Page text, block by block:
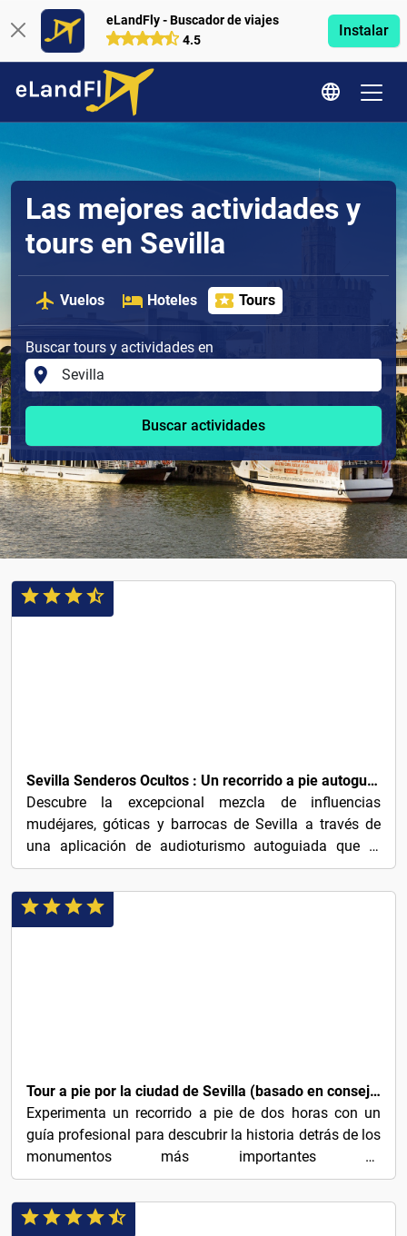
eLandFly - Buscador de viajes
4.5
Instalar
Las mejores actividades y
tours en Sevilla
Vuelos Hoteles Tours
Buscar tours y actividades en
Buscar actividades
Sevilla Senderos Ocultos : Un recorrido a pie autoguiado
Descubre la excepcional mezcla de influencias
mudéjares, góticas y barrocas de Sevilla a través de
una aplicación de audioturismo autoguiada que te
invita a...
Tour a pie por la ciudad de Sevilla (basado en consejos)
Experimenta un recorrido a pie de dos horas con un
guía profesional para descubrir la historia detrás de los
monumentos más importantes de
Sevilla.Encuéntrenos...